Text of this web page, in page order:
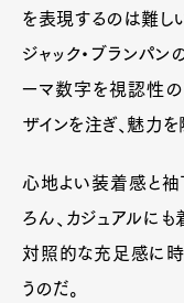
Pen
を表現するのは難し
ジャック・ブランパン
ーマ数字を視認性の
ザインを注ぎ、魅力
心地よい装着感と袖
ろん、カジュアルに
対照的な充足感に
うのだ。